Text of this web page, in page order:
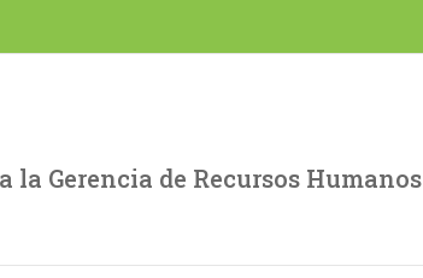
la Gerencia de Recursos Humanos
your preferences and repeat